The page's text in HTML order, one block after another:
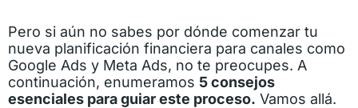
Pero si aún no sabes por dónde comenzar tu
nueva planificación financiera para canales como
Google Ads y Meta Ads, no te preocupes. A
continuación, enumeramos 5 consejos
esenciales para guiar este proceso. Vamos allá.